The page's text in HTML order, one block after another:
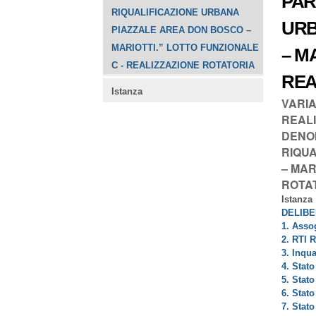
–
–
Istanza
1.
2. RTI
3.
4.
5.
6.
7.
RIQUALIFICAZIONE URBANA
PIAZZALE AREA DON BOSCO –
MARIOTTI.” LOTTO FUNZIONALE
C - REALIZZAZIONE ROTATORIA
Istanza